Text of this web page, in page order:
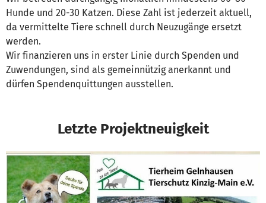
Hunde und 20-30 Katzen. Diese Zahl ist jederzeit aktuell,
da vermittelte Tiere schnell durch Neuzugänge ersetzt
werden.
Wir finanzieren uns in erster Linie durch Spenden und
Zuwendungen, sind als gemeinnützig anerkannt und
dürfen Spendenquittungen ausstellen.
Letzte Projektneuigkeit